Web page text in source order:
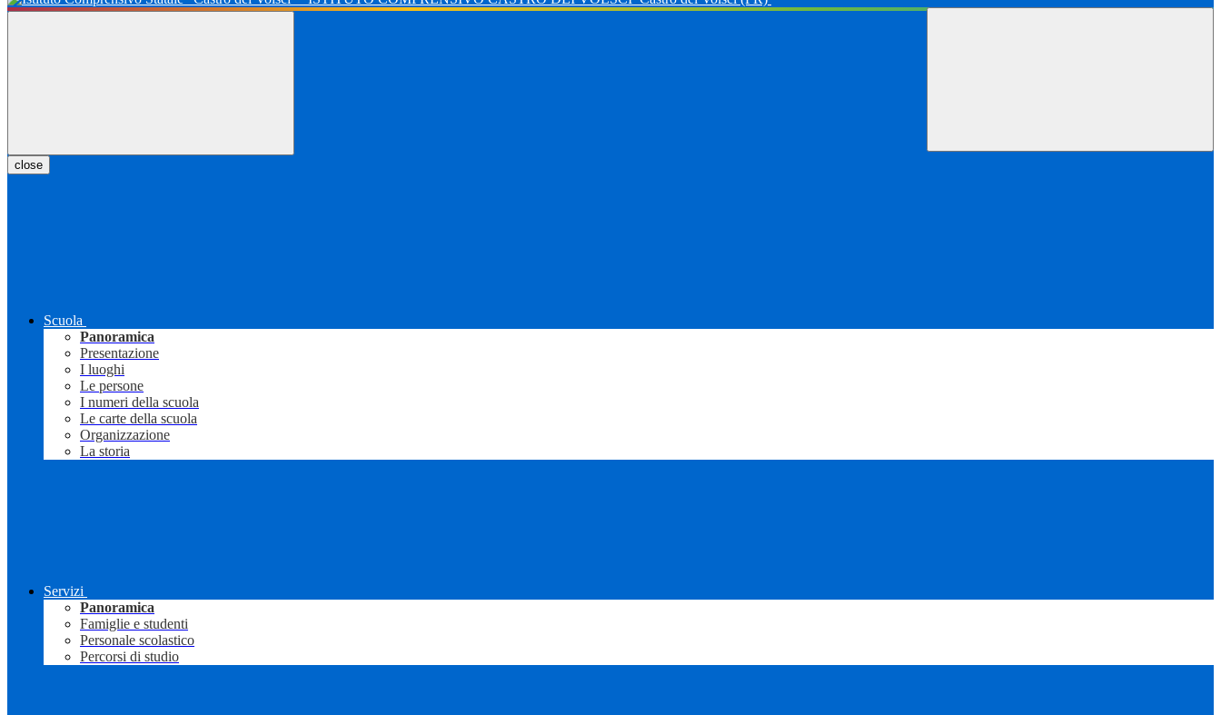
close
Scuola
Panoramica
Presentazione
I luoghi
Le persone
I numeri della scuola
Le carte della scuola
Organizzazione
La storia
Servizi
Panoramica
Famiglie e studenti
Personale scolastico
Percorsi di studio